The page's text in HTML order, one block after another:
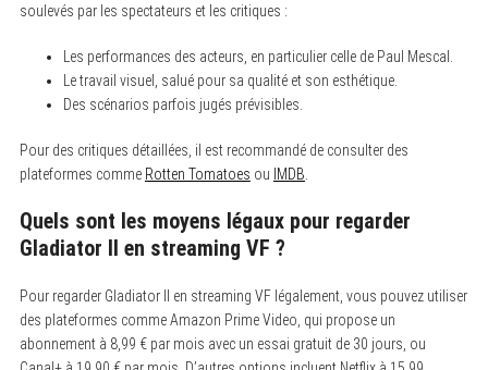
soulevés par les spectateurs et les critiques :
Les performances des acteurs, en particulier celle de Paul Mescal.
Le travail visuel, salué pour sa qualité et son esthétique.
Des scénarios parfois jugés prévisibles.
Pour des critiques détaillées, il est recommandé de consulter des
plateformes comme Rotten Tomatoes ou IMDB
Quels sont les moyens légaux pour regarder
Gladiator II en streaming VF ?
Pour regarder Gladiator II en streaming VF légalement, vous pouvez utiliser
des plateformes comme Amazon Prime Video, qui propose un
abonnement à 8,99 € par mois avec un essai gratuit de 30 jours, ou
S
a
r
c
o
r